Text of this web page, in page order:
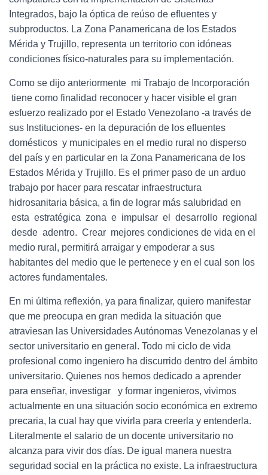
Integrados, bajo la óptica de reúso de efluentes y
subproductos. La Zona Panamericana de los Estados
Mérida y Trujillo, representa un territorio con idóneas
condiciones físico‐naturales para su implementación.
Como se dijo anteriormente mi Trabajo de Incorporación
tiene como finalidad reconocer y hacer visible el gran
esfuerzo realizado por el Estado Venezolano ‐a través de
sus Instituciones‐ en la depuración de los efluentes
domésticos y municipales en el medio rural no disperso
del país y en particular en la Zona Panamericana de los
Estados Mérida y Trujillo. Es el primer paso de un arduo
trabajo por hacer para rescatar infraestructura
hidrosanitaria básica, a fin de lograr más salubridad en
esta estratégica zona e impulsar el desarrollo regional
desde adentro. Crear mejores condiciones de vida en el
medio rural, permitirá arraigar y empoderar a sus
habitantes del medio que le pertenece y en el cual son los
actores fundamentales.
En mi última reflexión, ya para finalizar, quiero manifestar
que me preocupa en gran medida la situación que
atraviesan las Universidades Autónomas Venezolanas y el
sector universitario en general. Todo mi ciclo de vida
profesional como ingeniero ha discurrido dentro del ámbito
universitario. Quienes nos hemos dedicado a aprender
para enseñar, investigar y formar ingenieros, vivimos
actualmente en una situación socio económica en extremo
precaria, la cual hay que vivirla para creerla y entenderla.
Literalmente el salario de un docente universitario no
alcanza para vivir dos días. De igual manera nuestra
seguridad social en la práctica no existe. La infraestructura